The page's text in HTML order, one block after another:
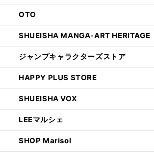
OTO
SHUEISHA MANGA-ART HERITAGE
ジャンプキャラクターズストア
HAPPY PLUS STORE
SHUEISHA VOX
LEEマルシェ
SHOP Marisol